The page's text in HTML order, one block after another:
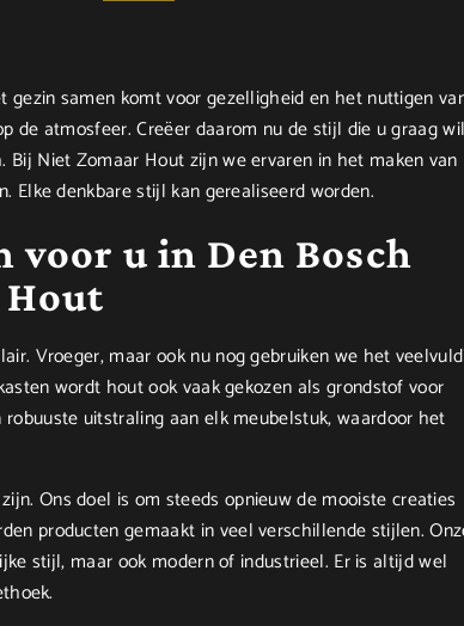
samen komt voor gezelligheid en het nuttigen
de atmosfeer. Creëer daarom nu de stijl die u graag
Niet Zomaar Hout zijn we ervaren in het maken van
Elke denkbare stijl kan gerealiseerd worden.
voor u in Den Bosch
Vroeger, maar ook nu nog gebruiken we het
wordt hout ook vaak gekozen als grondstof voor
uitstraling aan elk meubelstuk, waardoor het
Ons doel is om steeds opnieuw de mooiste creaties
producten gemaakt in veel verschillende stijlen.
stijl, maar ook modern of industrieel. Er is altijd wel